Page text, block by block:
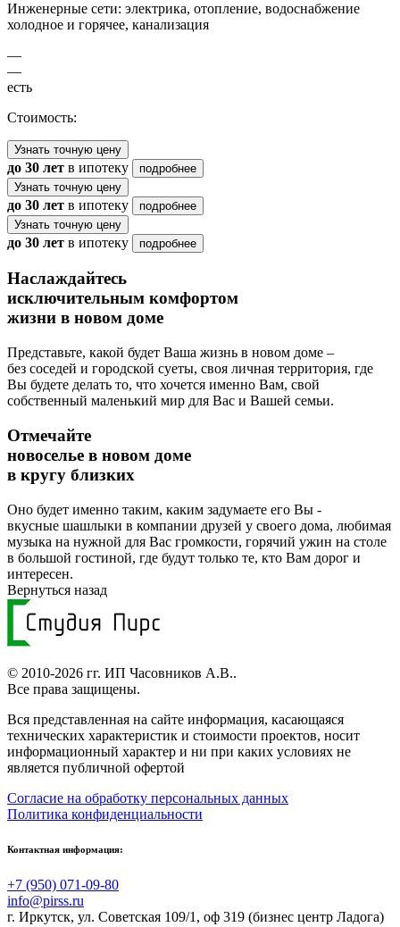
Инженерные сети: электрика, отопление, водоснабжение
холодное и горячее, канализация
—
—
есть
Стоимость:
Узнать точную цену
до 30 лет в ипотеку
подробнее
Узнать точную цену
до 30 лет в ипотеку
подробнее
Узнать точную цену
до 30 лет в ипотеку подробнее
Наслаждайтесь
исключительным комфортом
жизни в новом доме
Представьте, какой будет Ваша жизнь в новом доме –
без соседей и городской суеты, своя личная территория, где
Вы будете делать то, что хочется именно Вам, свой
собственный маленький мир для Вас и Вашей семьи.
Отмечайте
новоселье в новом доме
в кругу близких
Оно будет именно таким, каким задумаете его Вы -
вкусные шашлыки в компании друзей у своего дома, любимая
музыка на нужной для Вас громкости, горячий ужин на столе
в большой гостиной, где будут только те, кто Вам дорог и
интересен.
Вернуться назад
© 2010-2026 гг. ИП Часовников А.В..
Все права защищены.
Вся представленная на сайте информация, касающаяся
технических характеристик и стоимости проектов, носит
информационный характер и ни при каких условиях не
является публичной офертой
Согласие на обработку персональных данных
Политика конфиденциальности
Контактная информация:
+7 (950) 071-09-80
info@pirss.ru
г. Иркутск, ул. Советская 109/1, оф 319 (бизнес центр Ладога)